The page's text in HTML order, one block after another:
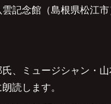
記念館（島根県松江
、ミュージシャン・
読します。